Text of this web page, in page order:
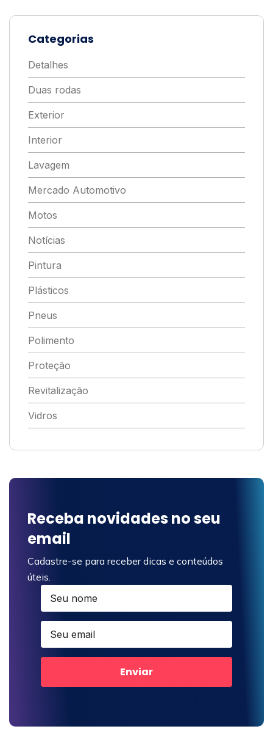
Categorias
Detalhes
Duas rodas
Exterior
Interior
Lavagem
Mercado Automotivo
Motos
Notícias
Pintura
Plásticos
Pneus
Polimento
Proteção
Revitalização
Vidros
Receba novidades no seu
email
Cadastre-se para receber dicas e conteúdos
úteis.
Enviar